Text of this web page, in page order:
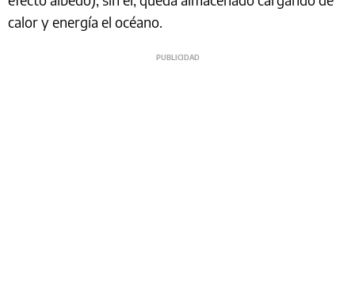
calor y energía el océano.